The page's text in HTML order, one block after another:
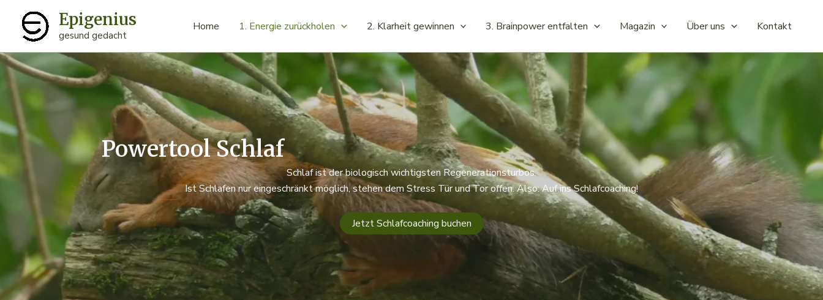
Inhalt
springen
Epigenius
gesund gedacht
Home 1. Energie zurückholen 2. Klarheit gewinnen 3. Brainpower entfalten Magazin Über uns Kontakt
Powertool Schlaf
Schlaf ist der biologisch wichtigsten Regenerationsturbos.
Ist Schlafen nur eingeschränkt möglich, stehen dem Stress Tür und Tor offen. Also: Auf ins Schlafcoaching!
Jetzt Schlafcoaching buchen